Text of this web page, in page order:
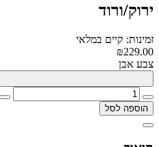
ירוק/ורוד
זמינות: קיים במלאי
₪229.00
צבע אבן
הוספה לסל